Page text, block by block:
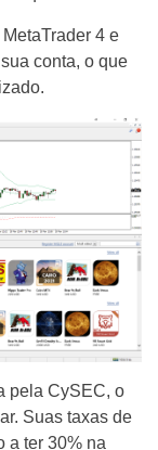
4 e
conta, o que
pela CySEC, o
Suas taxas de
a ter 30% na